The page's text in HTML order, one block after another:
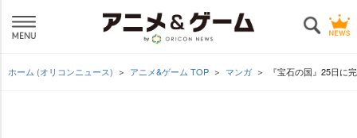
ホーム (オリコンニュース) アニメ&ゲーム TOP マンガ 『宝石の国』25日に